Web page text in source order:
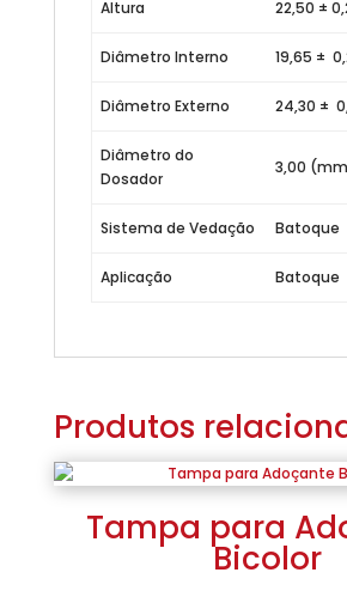
Altura 22,50 ±
Diâmetro Interno 19,65 ±
Diâmetro Externo 24,30 ±
Diâmetro do
Dosador
3,00
Sistema de Vedação Batoque
Aplicação Batoque
Produtos
Tampa para
Bicolor